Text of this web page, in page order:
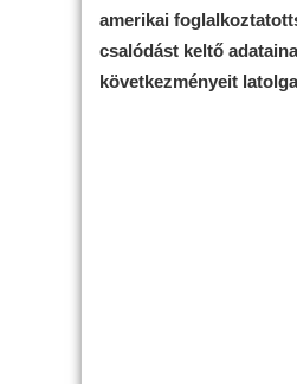
amerikai
csalódást keltő
következményeit